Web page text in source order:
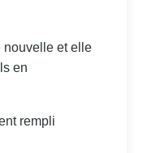
nouvelle et elle
en
rempli